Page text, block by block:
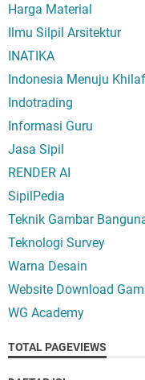
Harga Material
Ilmu Silpil Arsitektur
INATIKA
Indonesia Menuju
Indotrading
Informasi Guru
Jasa Sipil
RENDER AI
SipilPedia
Teknik Gambar
Teknologi Survey
Warna Desain
Website Download
WG Academy
TOTAL PAGEVIEWS